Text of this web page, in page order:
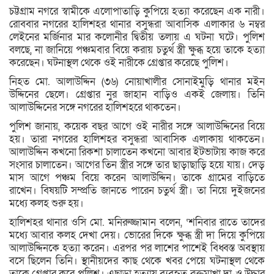
চট্টগ্রাম নগরে স্বামীকে এলোপাতাড়ি কুপিয়ে হত্যা করেছেন এক নারী।
রোববার নগরের হালিশহর থানার বসুন্ধরা আবাসিক এলাকার ৬ নম্বর
লেইনের মর্জিনার মার কলোনীর দ্বিতীয় তলায় এ ঘটনা ঘটে। পুলিশ
বলছে, না জানিয়ে পঞ্চমবার বিয়ে করায় চতুর্থ স্ত্রী ক্ষুব্ধ হয়ে তাকে হত্যা
করেছেন। ঘটনাস্থল থেকে ওই নারীকে গ্রেপ্তার করেছে পুলিশ।
নিহত মো. আলাউদ্দিন (৩৬) নোয়াখালীর সোনাইমুড়ি থানার মইন
উদ্দিনের ছেলে। গ্রেপ্তার নুর জাহান বাড়িও একই জেলায়। তিনি
আলাউদ্দিনের সঙ্গে নগরের হালিশহরে থাকতেন।
পুলিশ জানায়, কয়েক বছর আগে ওই নারীর সঙ্গে আলাউদ্দিনের বিয়ে
হয়। তারা নগরের হালিশহর বসুন্ধরা আবাসিক এলাকায় থাকতেন।
আলাউদ্দিন কখনো রিকশা চালাতেন কখনো আবার ইটভাটায় কাজ করে
সংসার চালাতেন। আগের তিন স্ত্রীর সঙ্গে তার ছাড়াছাড়ি হয়ে যায়। দেড়
মাস আগে পঞ্চম বিয়ে করেন আলাউদ্দিন। তাকে গ্রামের বাড়িতে
রাখেন। বিষয়টি সম্প্রতি জানতে পারেন চতুর্থ স্ত্রী। তা নিয়ে দুইজনের
মধ্যে কলহ শুরু হয়।
হালিশহর থানার ওসি মো. মনিরুজ্জামান বলেন, ‘শনিবার রাতে তাদের
মধ্যে আবার কলহ দেখা দেয়। ভোরের দিকে ক্ষুব্ধ স্ত্রী দা দিয়ে কুপিয়ে
আলাউদ্দিনকে হত্যা করেন। এরপর পর লাশের পাশেই বিধ্বস্ত অবস্থায়
বসে ছিলেন তিনি। স্থানীয়দের কাছ থেকে খবর পেয়ে ঘটনাস্থল থেকে